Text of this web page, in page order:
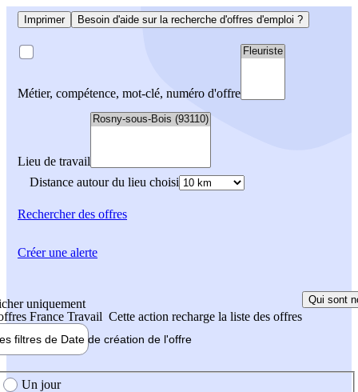
Imprimer Besoin d'aide sur la recherche d'offres d'emploi ?
Métier, compétence, mot-clé, numéro d'offre
Lieu de travail
Distance autour du lieu choisi
Rechercherdes offres
uniquement
France Travail Cette action recharge la liste des offres
Qui sont
filtres de Date de création de l'offre
création de l'offre
Un jour
Créer une alerte